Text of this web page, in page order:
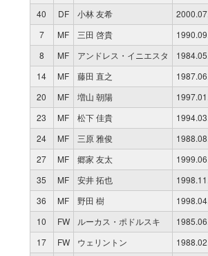
40
DF 小林 友希
7
MF 三田 啓貴
8
MF アンドレス・イニエスタ
14
MF 藤田 直之
20
MF 増山 朝陽
23
MF 松下 佳貴
24
MF 三原 雅俊
27
MF 郷家 友太
35
MF 安井 拓也
36
MF 野田 樹
10
FW ルーカス・ポドルスキ
17
FW ウェリントン